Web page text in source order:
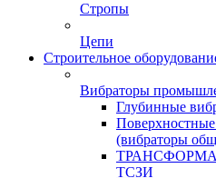
Стропы
Цепи
Строительное
Вибраторы
Глубинные
(вибраторы
ТСЗИ